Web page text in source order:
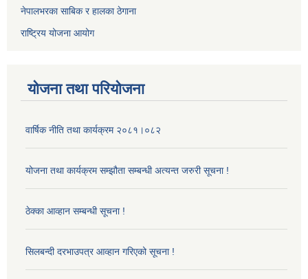
नेपालभरका साबिक र हालका ठेगाना
राष्ट्रिय योजना आयोग
योजना तथा परियोजना
वार्षिक नीति तथा कार्यक्रम २०८१।०८२
योजना तथा कार्यक्रम सम्झौता सम्बन्धी अत्यन्त जरुरी सूचना !
ठेक्का आव्हान सम्बन्धी सूचना !
सिलबन्दी दरभाउपत्र आव्हान गरिएको सूचना !